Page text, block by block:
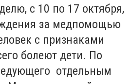
с 10 по 17 октября,
за медпомощью
с признаками
болеют дети. По
отдельным